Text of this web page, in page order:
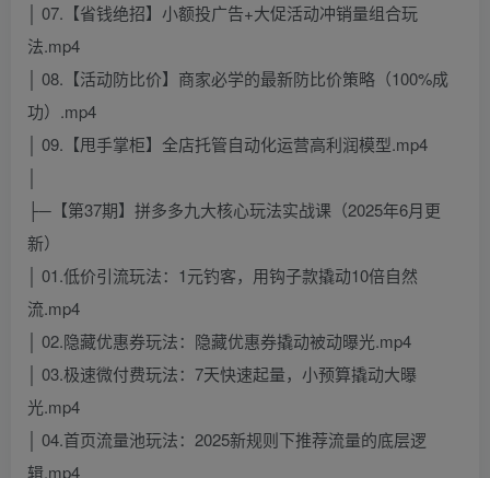
│ 07.【省钱绝招】小额投广告+大促活动冲销量组合玩
法.mp4
│ 08.【活动防比价】商家必学的最新防比价策略（100%成
功）.mp4
│ 09.【甩手掌柜】全店托管自动化运营高利润模型.mp4
├─【第37期】拼多多九大核心玩法实战课（2025年6月更
新）
│ 01.低价引流玩法：1元钓客，用钩子款撬动10倍自然
流.mp4
│ 02.隐藏优惠券玩法：隐藏优惠券撬动被动曝光.mp4
│ 03.极速微付费玩法：7天快速起量，小预算撬动大曝
光.mp4
│ 04.首页流量池玩法：2025新规则下推荐流量的底层逻
辑.mp4